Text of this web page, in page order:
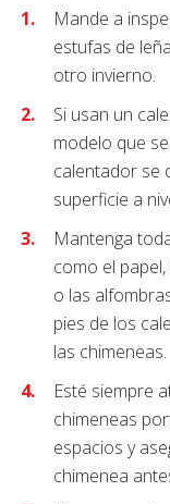
Mande a
estufas de
otro invierno.
Si usan un
modelo que
calentador se
superficie a
Mantenga
como el
o las
pies de los
las chimeneas.
Esté siempre
chimeneas
espacios y
chimenea